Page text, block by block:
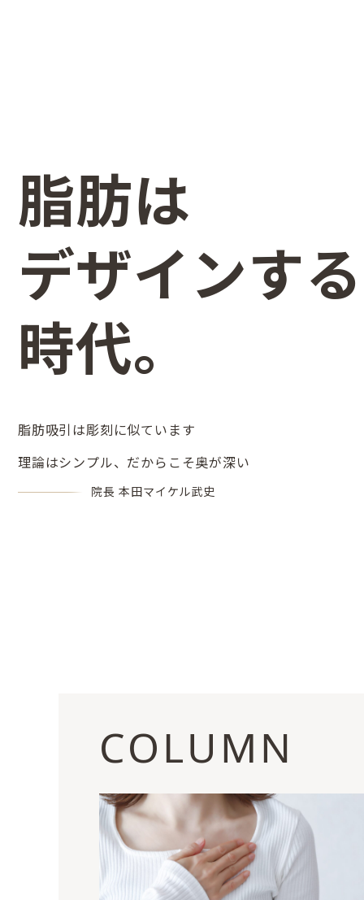
脂肪は
デザインする
時代。
脂肪吸引は彫刻に似ています
理論はシンプル、だからこそ奥が深い
院長 本田マイケル武史
COLUMN